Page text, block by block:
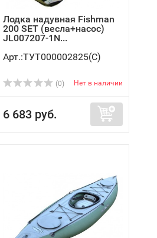
Лодка надувная Fishman
200 SET (весла+насос)
JL007207-1N...
Арт.:ТУТ000002825(C)
(0) Нет в наличии
6 683 руб.